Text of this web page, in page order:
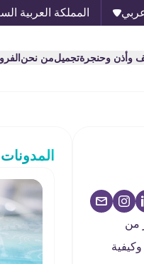
المملكة العربية
وأذن وحنجرةتجميلمن نحن
من